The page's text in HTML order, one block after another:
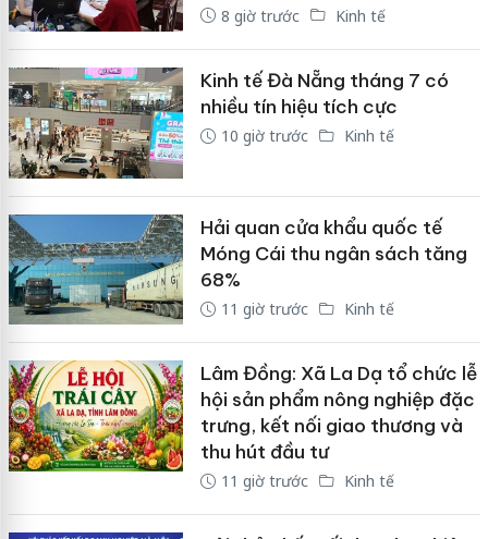
8 giờ trước Kinh tế
Kinh tế Đà Nẵng tháng 7 có
nhiều tín hiệu tích cực
10 giờ trước Kinh tế
Hải quan cửa khẩu quốc tế
Móng Cái thu ngân sách tăng
68%
11 giờ trước Kinh tế
Lâm Đồng: Xã La Dạ tổ chức lễ
hội sản phẩm nông nghiệp đặc
trưng, kết nối giao thương và
thu hút đầu tư
11 giờ trước Kinh tế